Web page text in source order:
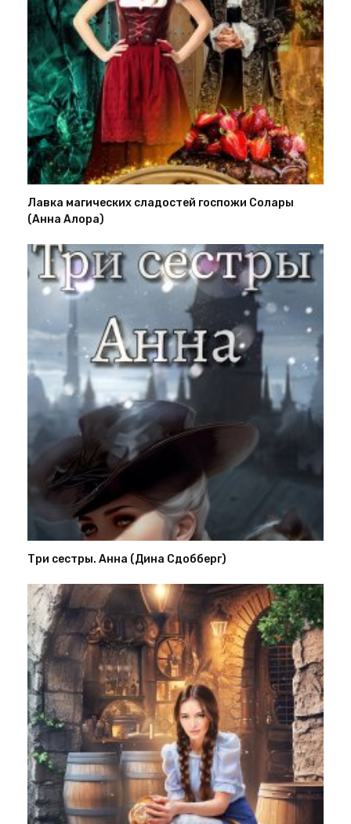
Лавка магических сладостей госпожи Солары
(Анна Алора)
Три сестры. Анна (Дина Сдобберг)